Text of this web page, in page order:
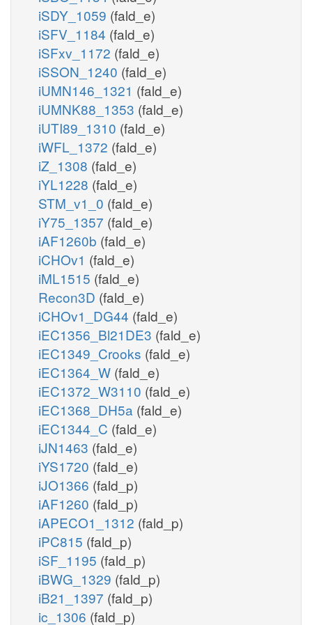
iSDY_1059 (fald_e)
iSFV_1184 (fald_e)
iSFxv_1172 (fald_e)
iSSON_1240 (fald_e)
iUMN146_1321 (fald_e)
iUMNK88_1353 (fald_e)
iUTI89_1310 (fald_e)
iWFL_1372 (fald_e)
iZ_1308 (fald_e)
iYL1228 (fald_e)
STM_v1_0 (fald_e)
iY75_1357 (fald_e)
iAF1260b (fald_e)
iCHOv1 (fald_e)
iML1515 (fald_e)
Recon3D (fald_e)
iCHOv1_DG44 (fald_e)
iEC1356_Bl21DE3 (fald_e)
iEC1349_Crooks (fald_e)
iEC1364_W (fald_e)
iEC1372_W3110 (fald_e)
iEC1368_DH5a (fald_e)
iEC1344_C (fald_e)
iJN1463 (fald_e)
iYS1720 (fald_e)
iJO1366 (fald_p)
iAF1260 (fald_p)
iAPECO1_1312 (fald_p)
iPC815 (fald_p)
iSF_1195 (fald_p)
iBWG_1329 (fald_p)
iB21_1397 (fald_p)
ic_1306 (fald_p)